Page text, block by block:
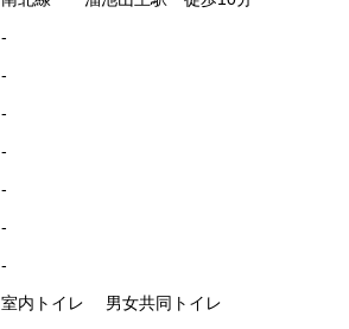
-
-
-
-
-
-
-
室内トイレ 男女共同トイレ